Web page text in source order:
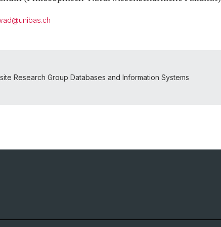
Research Group Databases and Information Systems